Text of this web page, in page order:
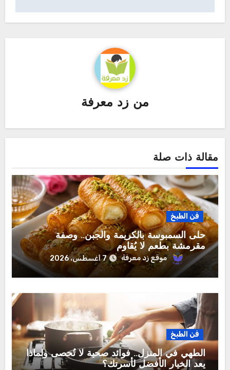
من زد معرفة
مقالة ذات صلة
فن الطبخ
حلى السمبوسة بالكريمة والجبن.. وصفة
مقرمشة بطعم لا يُقاوم
موقع زد معرفة 7 أغسطس، 2026
فن الطبخ
الطهي في المنزل.. فوائد صحية لا تُحصى ولماذا
يعد الخيار الأفضل لأسرتك؟